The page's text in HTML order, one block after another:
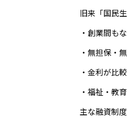
旧来「国民
・創業間も
・無担保・
・金利が比
・福祉・教
主な融資制